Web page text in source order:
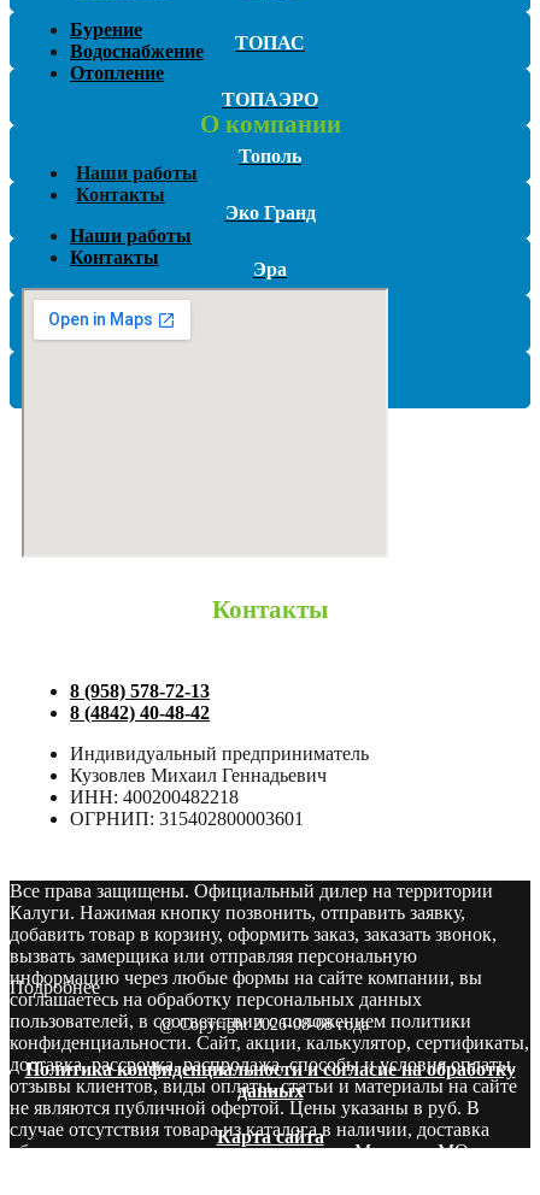
ТОПАС
ТОПАЭРО
Тополь
Эко Гранд
Эра
Бурение
Водоснабжение
Отопление
О компании
Наши работы
Контакты
Наши работы
Контакты
Контакты
8 (958) 578-72-13
8 (4842) 40-48-42
Индивидуальный предприниматель
Кузовлев Михаил Геннадьевич
ИНН: 400200482218
ОГРНИП: 315402800003601
Все права защищены. Официальный дилер на территории
Калуги. Нажимая кнопку позвонить, отправить заявку,
добавить товар в корзину, оформить заказ, заказать звонок,
вызвать замерщика или отправляя персональную
информацию через любые формы на сайте компании, вы
соглашаетесь на обработку персональных данных
пользователей, в соответствии с положением политики
конфиденциальности. Сайт, акции, калькулятор, сертификаты,
доставка, рассрочка, распродажа, способы и условия оплаты,
отзывы клиентов, виды оплаты, статьи и материалы на сайте
не являются публичной офертой. Цены указаны в руб. В
случае отсутствия товара из каталога в наличии, доставка
оборудования производится со складов в Москве и МО.
Подробнее
@ Copyright 2026-08-08 года
Политика конфиденциальности и согласие на обработку
данных
Карта сайта